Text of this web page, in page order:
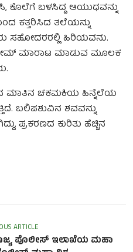
ಕೊಲೆಗೆ ಬಳಸಿದ್ದ ಆಯುಧವನ್ನು
ಕತ್ತರಿಸಿದ ತಲೆಯನ್ನು
ಸಹೋದರರಲ್ಲಿ ಹಿರಿಯವನು.
ಮಾರಾಟ ಮಾಡುವ ಮೂಲಕ
ಮಾತಿನ ಚಕಮಕಿಯ ಹಿನ್ನೆಲೆಯ
ಬಲಿಪಶುವಿನ ಶವವನ್ನು
ಪ್ರಕರಣದ ಕುರಿತು ಹೆಚ್ಚಿನ
ARTICLE
ಪೊಲೀಸ್ ಇಲಾಖೆಯ ಮಹಾ